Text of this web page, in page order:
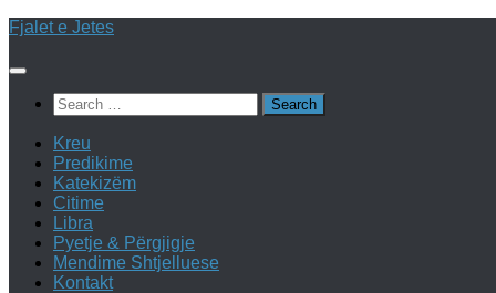
Skip
content
Fjalet e Jetes
Search
for:
Kreu
Predikime
Katekizëm
Citime
Libra
Pyetje & Përgjigje
Mendime Shtjelluese
Kontakt